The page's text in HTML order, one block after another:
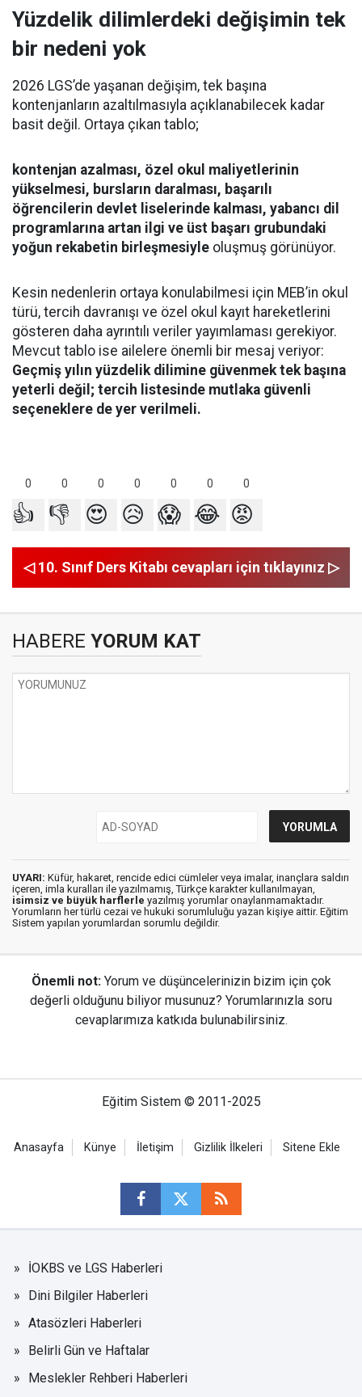
Yüzdelik dilimlerdeki değişimin tek
bir nedeni yok
2026 LGS’de yaşanan değişim, tek başına
kontenjanların azaltılmasıyla açıklanabilecek kadar
basit değil. Ortaya çıkan tablo;
kontenjan azalması, özel okul maliyetlerinin
yükselmesi, bursların daralması, başarılı
öğrencilerin devlet liselerinde kalması, yabancı dil
programlarına artan ilgi ve üst başarı grubundaki
yoğun rekabetin birleşmesiyle oluşmuş görünüyor.
Kesin nedenlerin ortaya konulabilmesi için MEB’in okul
türü, tercih davranışı ve özel okul kayıt hareketlerini
gösteren daha ayrıntılı veriler yayımlaması gerekiyor.
Mevcut tablo ise ailelere önemli bir mesaj veriyor:
Geçmiş yılın yüzdelik dilimine güvenmek tek başına
yeterli değil; tercih listesinde mutlaka güvenli
seçeneklere de yer verilmeli.
0 0 0 0 0 0 0
👍 👎 😍 😥 😱 😂 😡
◁ 10. Sınıf Ders Kitabı cevapları için tıklayınız ▷
HABERE YORUM KAT
UYARI: Küfür, hakaret, rencide edici cümleler veya imalar, inançlara saldırı
içeren, imla kuralları ile yazılmamış, Türkçe karakter kullanılmayan,
isimsiz ve büyük harflerle yazılmış yorumlar onaylanmamaktadır.
Yorumların her türlü cezai ve hukuki sorumluluğu yazan kişiye aittir. Eğitim
Sistem yapılan yorumlardan sorumlu değildir.
Önemli not: Yorum ve düşüncelerinizin bizim için çok
değerli olduğunu biliyor musunuz? Yorumlarınızla soru
cevaplarımıza katkıda bulunabilirsiniz.
Eğitim Sistem © 2011-2025
Anasayfa Künye İletişim Gizlilik İlkeleri Sitene Ekle
İOKBS ve LGS Haberleri
Dini Bilgiler Haberleri
Atasözleri Haberleri
Belirli Gün ve Haftalar
Meslekler Rehberi Haberleri